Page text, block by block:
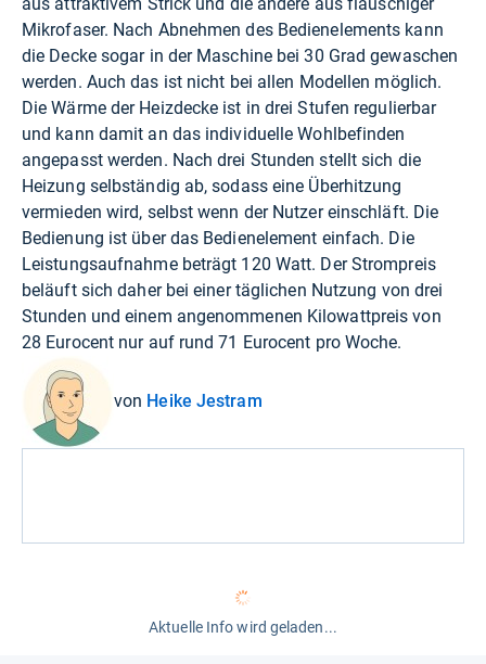
Mikrofaser. Nach Abnehmen des Bedienelements kann
die Decke sogar in der Maschine bei 30 Grad gewaschen
werden. Auch das ist nicht bei allen Modellen möglich.
Die Wärme der Heizdecke ist in drei Stufen regulierbar
und kann damit an das individuelle Wohlbefinden
angepasst werden. Nach drei Stunden stellt sich die
Heizung selbständig ab, sodass eine Überhitzung
vermieden wird, selbst wenn der Nutzer einschläft. Die
Bedienung ist über das Bedienelement einfach. Die
Leistungsaufnahme beträgt 120 Watt. Der Strompreis
beläuft sich daher bei einer täglichen Nutzung von drei
Stunden und einem angenommenen Kilowattpreis von
28 Eurocent nur auf rund 71 Eurocent pro Woche.
von Heike Jestram
Aktuelle Info wird geladen...